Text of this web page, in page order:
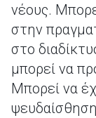
νέους.
στην
στο
μπορεί να
Μπορεί να